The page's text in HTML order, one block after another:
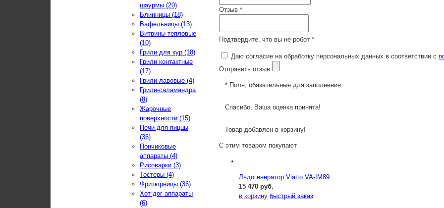
Отзыв *
Подтвердите, что вы не робот *
Даю согласие на обработку персональных данных в соответствии с
Отправить отзыв
* Поля, обязательные для заполнения
Спасибо, Ваша оценка принята!
Товар добавлен в корзину!
С этим товаром покупают
Льдогенератор Viatto VA-IM89
15 470 руб.
в корзину быстрый заказ
шаурмы (20)
Блинницы (18)
Вафельницы (13)
Витрины тепловые
(10)
Грили для кур (18)
Грили контактные
(17)
Грили лавовые (4)
Грили-саламандра
(8)
Жарочные
поверхности (15)
Печи для пиццы
(36)
Пончиковые
аппараты (4)
Рисоварки (3)
Тостеры (4)
Фритюрницы (36)
Хот-дог аппараты
(6)